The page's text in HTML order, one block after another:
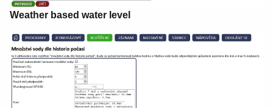
Weather based water level